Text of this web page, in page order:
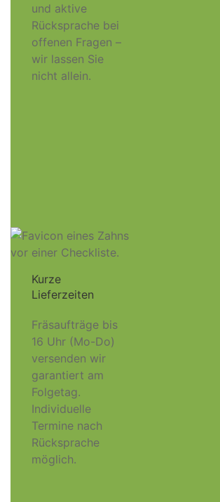
und aktive
Rücksprache bei
offenen Fragen –
wir lassen Sie
nicht allein.
Kurze
Lieferzeiten
Fräsaufträge bis
16 Uhr (Mo-Do)
versenden wir
garantiert am
Folgetag.
Individuelle
Termine nach
Rücksprache
möglich.